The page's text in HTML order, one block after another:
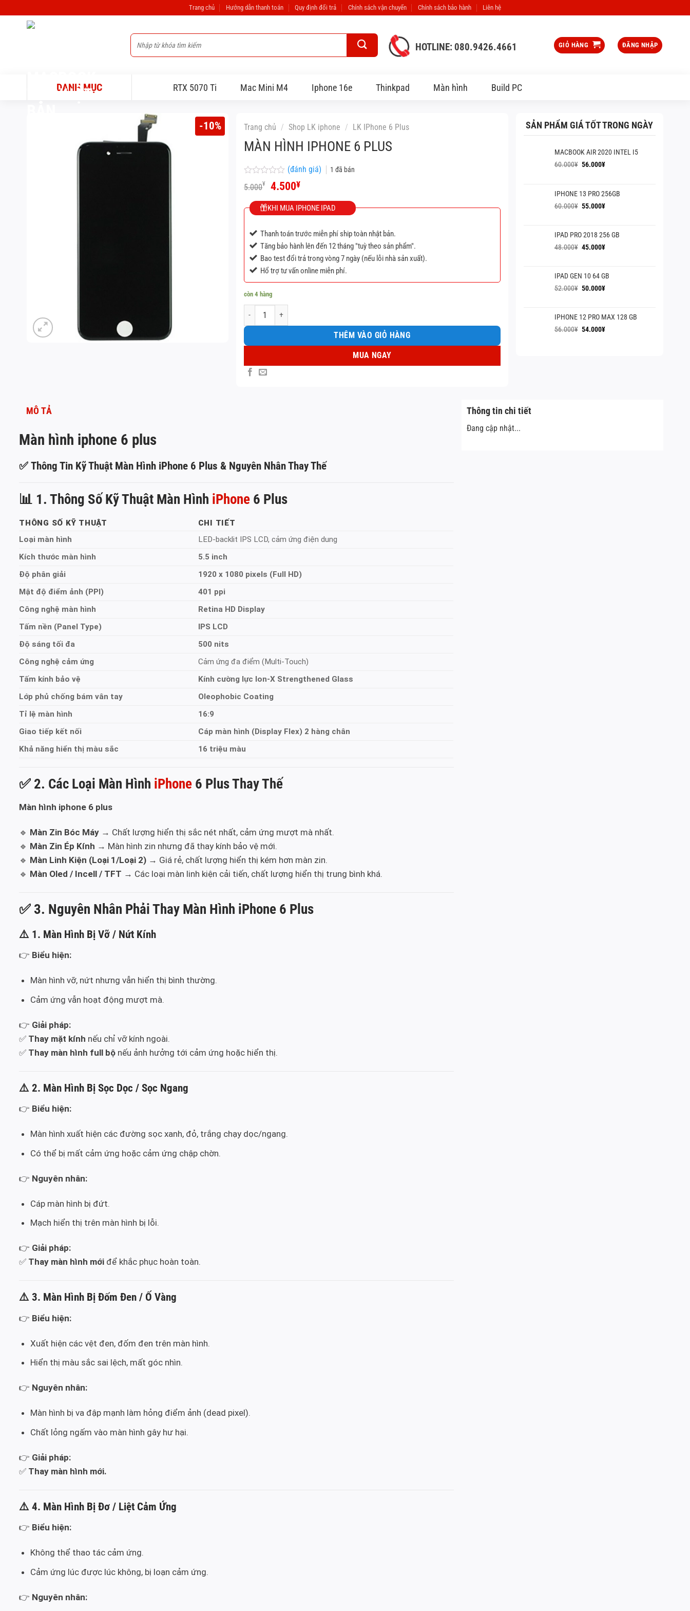
qua
Trang chủ Hướng dẫn thanh toán Quy định đổi trả Chính sách vận chuyển Chính sách bảo hành Liên hệ
Tìm
kiếm:
HOTLINE: 080.9426.4661 GIỎ HÀNG ĐĂNG NHẬP
DANH MỤC RTX 5070 Ti Mac Mini M4 Iphone 16e Thinkpad Màn hình Build PC
-10% Trang chủ / Shop LK iphone / LK IPhone 6 Plus
MÀN HÌNH IPHONE 6 PLUS
Được
xếp
0
(đánh giá) 1 đã bán
5.000¥
Giá
gốc
là:
5.000¥.
4.500¥Giá
tại
là:
KHI MUA IPHONE IPAD
Thanh toán trước miễn phí ship toàn nhật bản.
Tăng bảo hành lên đến 12 tháng "tuỳ theo sản phẩm".
Bao test đổi trả trong vòng 7 ngày (nếu lỗi nhà sản xuất).
Hổ trợ tư vấn online miễn phí.
còn 4 hàng
Màn hình iphone 6 plus số lượng
THÊM VÀO GIỎ HÀNG
MUA NGAY
SẢN PHẨM GIÁ TỐT TRONG NGÀY
MACBOOK AIR 2020 INTEL I5
60.000¥ Giá
60.000¥.
56.000¥Giá
là:
56.000¥.
IPHONE 13 PRO 256GB
60.000¥ Giá
60.000¥.
55.000¥Giá
là:
55.000¥.
IPAD PRO 2018 256 GB
48.000¥ Giá
48.000¥.
45.000¥Giá
là:
45.000¥.
IPAD GEN 10 64 GB
52.000¥ Giá
52.000¥.
50.000¥Giá
là:
50.000¥.
IPHONE 12 PRO MAX 128 GB
56.000¥ Giá
54.000¥Giá
MÔ TẢ
Màn hình iphone 6 plus
✅ Thông Tin Kỹ Thuật Màn Hình iPhone 6 Plus & Nguyên Nhân Thay Thế
📊 1. Thông Số Kỹ Thuật Màn Hình iPhone 6 Plus
THÔNG SỐ KỸ THUẬT
CHI TIẾT
Loại màn hình
LED-backlit IPS LCD, cảm ứng điện dung
Kích thước màn hình
5.5 inch
Độ phân giải
1920 x 1080 pixels (Full HD)
Mật độ điểm ảnh (PPI)
401 ppi
Công nghệ màn hình
Retina HD Display
Tấm nền (Panel Type)
IPS LCD
Độ sáng tối đa
500 nits
Công nghệ cảm ứng
Cảm ứng đa điểm (Multi-Touch)
Tấm kính bảo vệ
Kính cường lực Ion-X Strengthened Glass
Lớp phủ chống bám vân tay
Oleophobic Coating
Tỉ lệ màn hình
16:9
Giao tiếp kết nối
Cáp màn hình (Display Flex) 2 hàng chân
Khả năng hiển thị màu sắc
16 triệu màu
✅ 2. Các Loại Màn Hình iPhone 6 Plus Thay Thế
Màn hình iphone 6 plus
🔹 Màn Zin Bóc Máy → Chất lượng hiển thị sắc nét nhất, cảm ứng mượt mà nhất.
🔹 Màn Zin Ép Kính → Màn hình zin nhưng đã thay kính bảo vệ mới.
🔹 Màn Linh Kiện (Loại 1/Loại 2) → Giá rẻ, chất lượng hiển thị kém hơn màn zin.
🔹 Màn Oled / Incell / TFT → Các loại màn linh kiện cải tiến, chất lượng hiển thị trung bình khá.
✅ 3. Nguyên Nhân Phải Thay Màn Hình iPhone 6 Plus
⚠️ 1. Màn Hình Bị Vỡ / Nứt Kính
👉 Biểu hiện:
Màn hình vỡ, nứt nhưng vẫn hiển thị bình thường.
Cảm ứng vẫn hoạt động mượt mà.
👉 Giải pháp:
✅ Thay mặt kính nếu chỉ vỡ kính ngoài.
✅ Thay màn hình full bộ nếu ảnh hưởng tới cảm ứng hoặc hiển thị.
⚠️ 2. Màn Hình Bị Sọc Dọc / Sọc Ngang
👉 Biểu hiện:
Màn hình xuất hiện các đường sọc xanh, đỏ, trắng chạy dọc/ngang.
Có thể bị mất cảm ứng hoặc cảm ứng chập chờn.
👉 Nguyên nhân:
Cáp màn hình bị đứt.
Mạch hiển thị trên màn hình bị lỗi.
👉 Giải pháp:
✅ Thay màn hình mới để khắc phục hoàn toàn.
⚠️ 3. Màn Hình Bị Đốm Đen / Ố Vàng
👉 Biểu hiện:
Xuất hiện các vệt đen, đốm đen trên màn hình.
Hiển thị màu sắc sai lệch, mất góc nhìn.
👉 Nguyên nhân:
Màn hình bị va đập mạnh làm hỏng điểm ảnh (dead pixel).
Chất lỏng ngấm vào màn hình gây hư hại.
👉 Giải pháp:
✅ Thay màn hình mới.
⚠️ 4. Màn Hình Bị Đơ / Liệt Cảm Ứng
👉 Biểu hiện:
Không thể thao tác cảm ứng.
Cảm ứng lúc được lúc không, bị loạn cảm ứng.
👉 Nguyên nhân:
Thông tin chi tiết
Đang cập nhật...